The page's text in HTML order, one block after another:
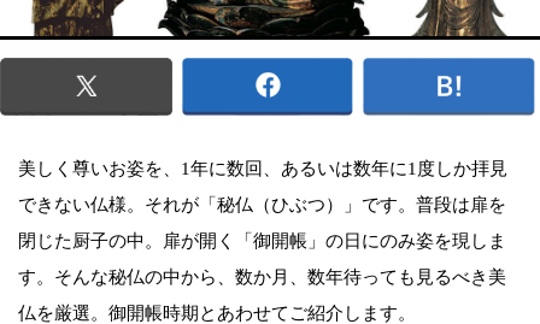
美しく尊いお姿を、1年に数回、あるいは数年に1度しか拝見
できない仏様。それが「秘仏（ひぶつ）」です。普段は扉を
閉じた厨子の中。扉が開く「御開帳」の日にのみ姿を現しま
す。そんな秘仏の中から、数か月、数年待っても見るべき美
仏を厳選。御開帳時期とあわせてご紹介します。